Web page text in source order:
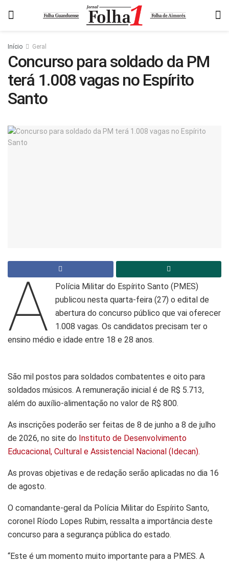
Início Geral
Concurso para soldado da PM
terá 1.008 vagas no Espírito
Santo
A
Polícia Militar do Espírito Santo (PMES)
publicou nesta quarta-feira (27) o edital de
abertura do concurso público que vai oferecer
1.008 vagas. Os candidatos precisam ter o
ensino médio e idade entre 18 e 28 anos.
São mil postos para soldados combatentes e oito para
soldados músicos. A remuneração inicial é de R$ 5.713,
além do auxílio-alimentação no valor de R$ 800.
As inscrições poderão ser feitas de 8 de junho a 8 de julho
de 2026, no site do Instituto de Desenvolvimento
Educacional, Cultural e Assistencial Nacional (Idecan).
As provas objetivas e de redação serão aplicadas no dia 16
de agosto.
O comandante-geral da Polícia Militar do Espírito Santo,
coronel Ríodo Lopes Rubim, ressalta a importância deste
concurso para a segurança pública do estado.
“Este é um momento muito importante para a PMES. A